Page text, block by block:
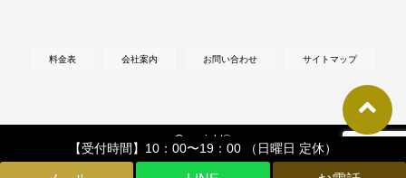
【受付時間】10：00〜19：00 （日曜日 定休）
料金表 会社案内 お問い合わせ サイトマップ
Copyright©
【横浜・川崎】マット塗装対応・輸入車専門カーコーティングならブランズへ,